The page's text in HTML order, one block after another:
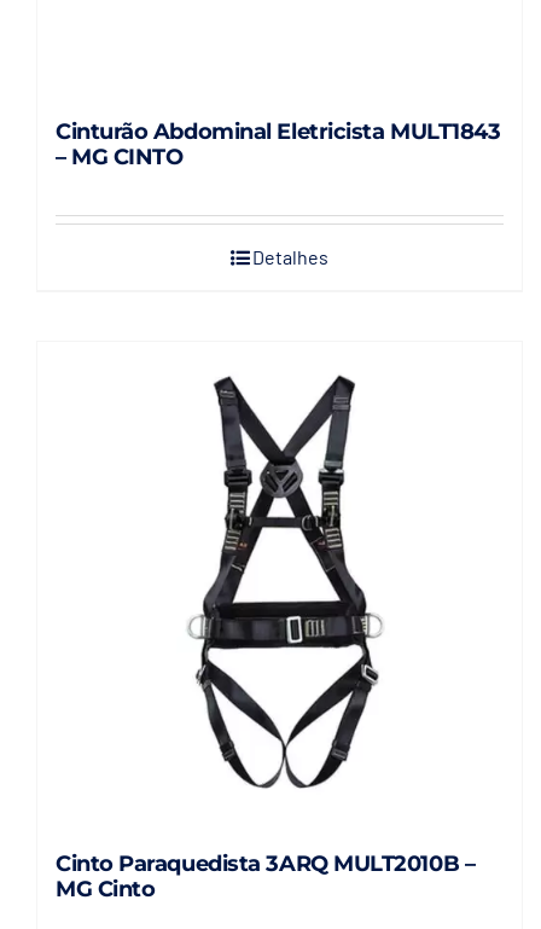
Cinturão Abdominal Eletricista MULT1843
– MG CINTO
Detalhes
Cinto Paraquedista 3ARQ MULT2010B –
MG Cinto